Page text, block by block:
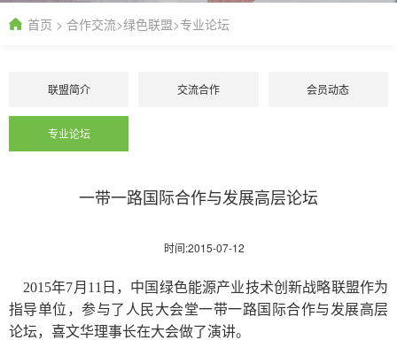
首页 > 合作交流>绿色联盟>专业论坛
联盟简介 交流合作 会员动态
专业论坛
一带一路国际合作与发展高层论坛
时间:2015-07-12
2015年7月11日，中国绿色能源产业技术创新战略联盟作为
指导单位，参与了人民大会堂一带一路国际合作与发展高层
论坛，喜文华理事长在大会做了演讲。